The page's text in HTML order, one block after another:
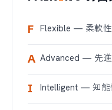
F Flexible — 柔軟性
A Advanced — 先
I Intelligent — 知能